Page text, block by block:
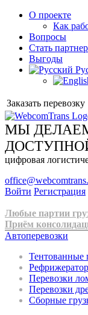
О проекте
Как
Вопросы
Стать
Выгоды
Заказать перевозку
МЫ
цифровая
Войти Регистрация
Любые партии
Приём
Автоперевозки
Тентованные
Перевозки
Перевозки
Сборные